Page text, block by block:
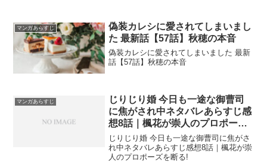
マンガあらすじ
偽装カレシに愛されてしまいまし
た 最新話【57話】秋穂の本音
偽装カレシに愛されてしまいました 最新
話【57話】秋穂の本音
マンガあらすじ
じりじり婚 今日も一途な御曹司
に焦がされ中ネタバレあらすじ感
想8話｜楓花が崇人のプロポーズ
を断る!
じりじり婚 今日も一途な御曹司に焦がさ
れ中ネタバレあらすじ感想8話｜楓花が崇
人のプロポーズを断る!